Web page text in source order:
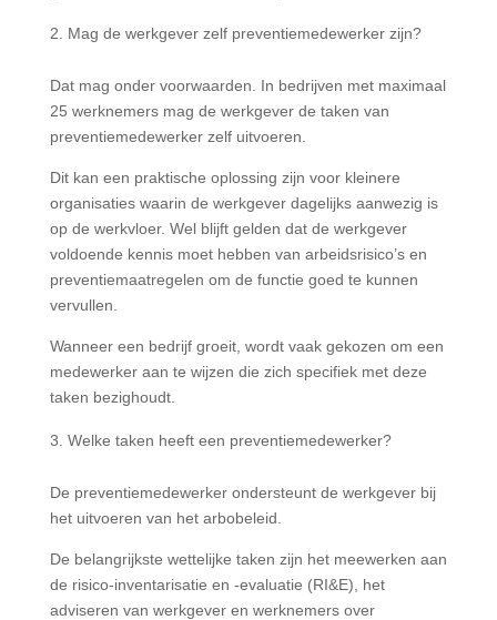
Mag de werkgever zelf preventiemedewerker zijn?
Dat mag onder voorwaarden. In bedrijven met maximaal
25 werknemers mag de werkgever de taken van
preventiemedewerker zelf uitvoeren.
Dit kan een praktische oplossing zijn voor kleinere
organisaties waarin de werkgever dagelijks aanwezig is
op de werkvloer. Wel blijft gelden dat de werkgever
voldoende kennis moet hebben van arbeidsrisico’s en
preventiemaatregelen om de functie goed te kunnen
vervullen.
Wanneer een bedrijf groeit, wordt vaak gekozen om een
medewerker aan te wijzen die zich specifiek met deze
taken bezighoudt.
Welke taken heeft een preventiemedewerker?
De preventiemedewerker ondersteunt de werkgever bij
het uitvoeren van het arbobeleid.
De belangrijkste wettelijke taken zijn het meewerken aan
de risico-inventarisatie en -evaluatie (RI&E), het
adviseren van werkgever en werknemers over